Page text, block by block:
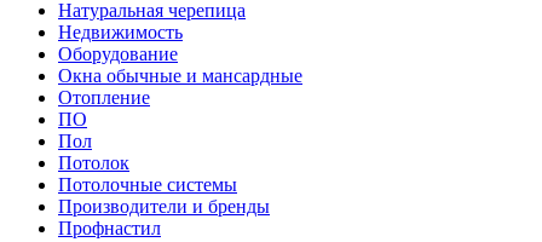
Натуральная черепица
Недвижимость
Оборудование
Окна обычные и мансардные
Отопление
ПО
Пол
Потолок
Потолочные системы
Производители и бренды
Профнастил